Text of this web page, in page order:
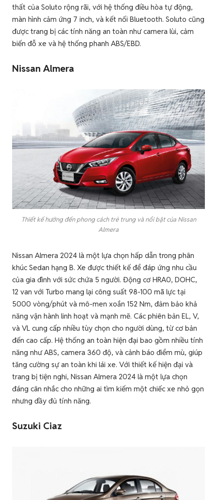
thất của Soluto rộng rãi, với hệ thống điều hòa tự động,
màn hình cảm ứng 7 inch, và kết nối Bluetooth. Soluto cũng
được trang bị các tính năng an toàn như camera lùi, cảm
biến đỗ xe và hệ thống phanh ABS/EBD.
Nissan Almera
Thiết kế hướng đến phong cách trẻ trung và nổi bật của Nissan
Almera
Nissan Almera 2024 là một lựa chọn hấp dẫn trong phân
khúc Sedan hạng B. Xe được thiết kế để đáp ứng nhu cầu
của gia đình với sức chứa 5 người. Động cơ HRA0, DOHC,
12 van với Turbo mang lại công suất 98-100 mã lực tại
5000 vòng/phút và mô-men xoắn 152 Nm, đảm bảo khả
năng vận hành linh hoạt và mạnh mẽ. Các phiên bản EL, V,
và VL cung cấp nhiều tùy chọn cho người dùng, từ cơ bản
đến cao cấp. Hệ thống an toàn hiện đại bao gồm nhiều tính
năng như ABS, camera 360 độ, và cảnh báo điểm mù, giúp
tăng cường sự an toàn khi lái xe. Với thiết kế hiện đại và
trang bị tiện nghi, Nissan Almera 2024 là một lựa chọn
đáng cân nhắc cho những ai tìm kiếm một chiếc xe nhỏ gọn
nhưng đầy đủ tính năng.
Suzuki Ciaz